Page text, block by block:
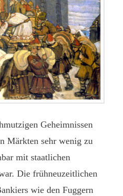
Geheimnissen
Märkten sehr wenig zu
mit staatlichen
Die frühneuzeitlichen
wie den Fuggern